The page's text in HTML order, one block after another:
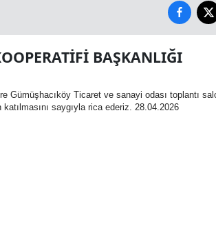
Aydın
Balıkesir
Bingöl
BAŞKANLIĞI
Gümüşhacıköy Ticaret ve sanayi odası toplantı
saygıyla rica ederiz. 28.04.2026